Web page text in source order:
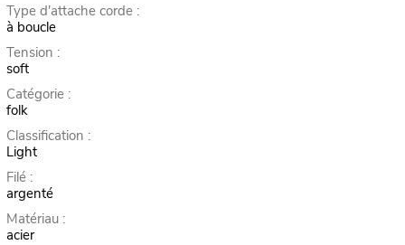
Type d'attache corde :
à boucle
Tension :
soft
Catégorie :
folk
Classification :
Light
Filé :
argenté
Matériau :
acier